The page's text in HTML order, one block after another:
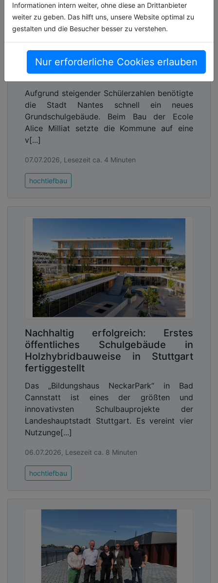
Informationen intern weiter, ohne diese an Drittanbieter
weiter zu geben. Das hilft uns, unsere Website optimal zu
gestalten und die Besucher besser zu verstehen.
Nur erforderliche Cookies erlauben
Schnell realisiert– nachhaltig und
kindgerecht
Aufgrund steigender Schülerzahlen benötigte
die Stadt Nantes schnell ein neues
Grundschulgebäude. Beim Bau der Ecole
Alice Milliat setzte die Kommune auf eine
v[...]
07.07.2026, Lesezeit ca. 4 Minuten
hochtiefbau
Nachhaltig erfolgreich: Erstes
öffentliches Schulgebäude in
Holzhybridbauweise in Stuttgart
fertiggestellt
Das „Bildungshaus NeckarPark“ in Bad
Cannstatt ist eines der größten und
innovativsten Schulbauprojekte der
Landeshauptstadt Stuttgart. Es vereint vier
Nutzunge[...]
06.07.2026, Lesezeit ca. 8 Minuten
hochtiefbau